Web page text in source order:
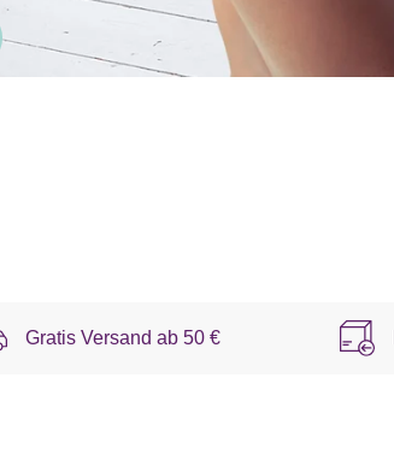
Gratis Versand ab 50 €